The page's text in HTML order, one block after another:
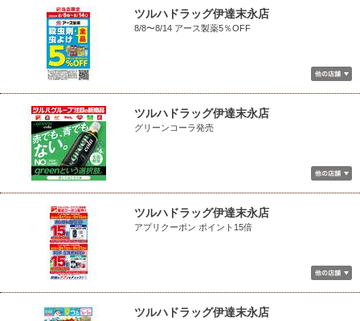
ツルハドラッグ伊達末永店
8/8〜8/14 アース製薬5％OFF
ツルハドラッグ伊達末永店
グリーンコーラ発売
ツルハドラッグ伊達末永店
アプリクーポン ポイント15倍
ツルハドラッグ伊達末永店